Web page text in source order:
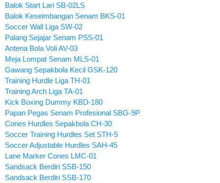
Balok Start Lari SB-02LS
Balok Keseimbangan Senam BKS-01
Soccer Wall Liga SW-02
Palang Sejajar Senam PSS-01
Antena Bola Voli AV-03
Meja Lompat Senam MLS-01
Gawang Sepakbola Kecil GSK-120
Training Hurdle Liga TH-01
Training Arch Liga TA-01
Kick Boxing Dummy KBD-180
Papan Pegas Senam Profesional SBG-9P
Cones Hurdles Sepakbola CH-30
Soccer Training Hurdles Set STH-5
Soccer Adjustable Hurdles SAH-45
Lane Marker Cones LMC-01
Sandsack Berdiri SSB-150
Sandsack Berdiri SSB-170